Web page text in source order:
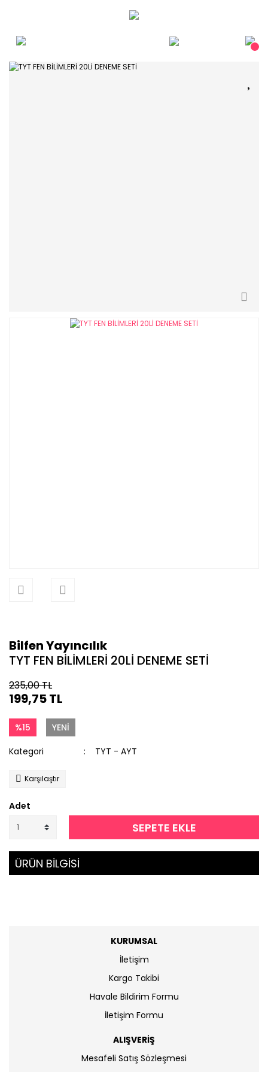
Bilfen Yayıncılık
TYT FEN BİLİMLERİ 20Lİ DENEME SETİ
235,00 TL
199,75 TL
%15 YENİ
Kategori TYT - AYT
Karşılaştır
Adet
SEPETE EKLE
ÜRÜN BİLGİSİ
KURUMSAL
İletişim
Kargo Takibi
Havale Bildirim Formu
İletişim Formu
ALIŞVERİŞ
Mesafeli Satış Sözleşmesi